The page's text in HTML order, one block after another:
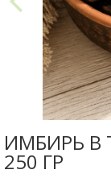
ИМБИРЬ
250 ГР